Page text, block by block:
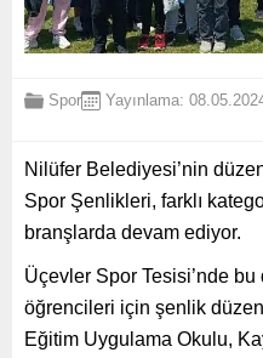
Spor Yayınlama:
Nilüfer Belediyesi’nin
Spor Şenlikleri, farklı
branşlarda devam ediyor.
Üçevler Spor Tesisi’nde
öğrencileri için şenlik
Eğitim Uygulama Okulu,